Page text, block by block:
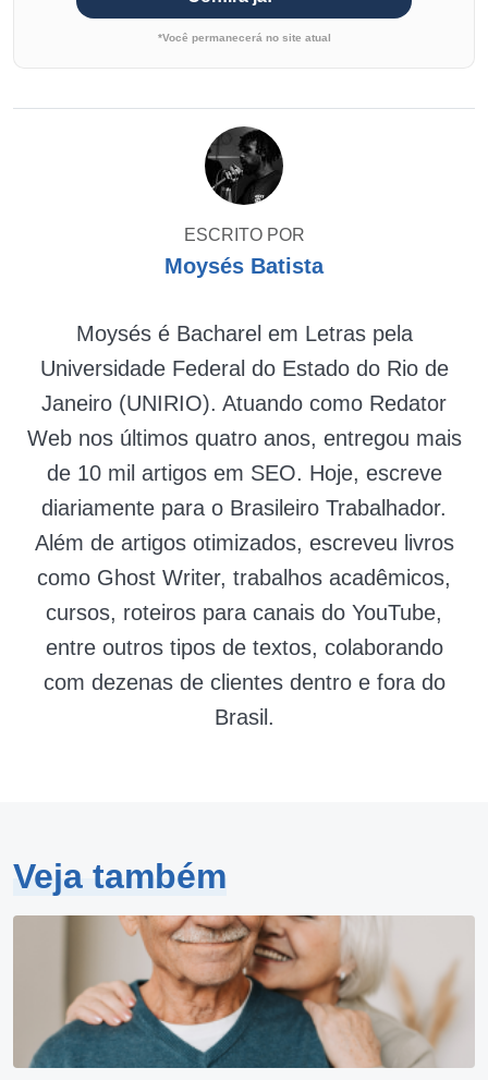
*Você permanecerá no site atual
ESCRITO POR
Moysés Batista
Moysés é Bacharel em Letras pela
Universidade Federal do Estado do Rio de
Janeiro (UNIRIO). Atuando como Redator
Web nos últimos quatro anos, entregou mais
de 10 mil artigos em SEO. Hoje, escreve
diariamente para o Brasileiro Trabalhador.
Além de artigos otimizados, escreveu livros
como Ghost Writer, trabalhos acadêmicos,
cursos, roteiros para canais do YouTube,
entre outros tipos de textos, colaborando
com dezenas de clientes dentro e fora do
Brasil.
Veja também